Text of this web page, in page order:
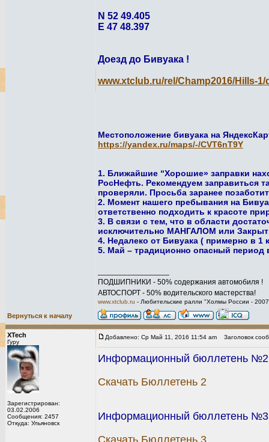
N 52 49.405
E 47 48.397
Доезд до Бивуака !
www.xtclub.ru/rel/Champ2016/Hills-
Местоположение бивуака на
https://yandex.ru/maps/-/CVT6nT9Y
1. Ближайшие “Хорошие» заправки
РосНефть. Рекомендуем заправиться
проверяли. Просьба заранее
2. Момент нашего пребывания на
ответственно подходить к красоте
3. В связи с тем, что в области
исключительно МАНГАЛОМ или
4. Недалеко от Бивуака ( примерно в 1
5. Май – традиционно опасный период
ПОДШИПНИКИ - 50% содержания автомобиля !
АВТОСПОРТ - 50% водительского мастерства!
www.xtclub.ru - Любительские ралли "Холмы России -
Вернуться к началу
XTech
Гуру
Зарегистрирован:
03.02.2006
Сообщения: 2457
Откуда: Ульяновск
Добавлено: Ср Май 11, 2016 11:54 am Заголовок
Информационный бюллетень №2
Скачать Бюллетень 2
Информационный бюллетень №3
Скачать Бюллетень 3